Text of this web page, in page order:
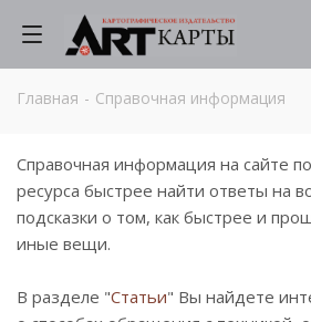
Главная - Справочная информация
Справочная информация на сайте
ресурса быстрее найти ответы на
подсказки о том, как быстрее и
иные вещи.
В разделе "Статьи" Вы найдете